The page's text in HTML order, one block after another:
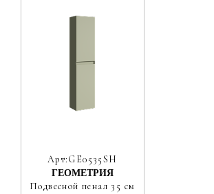
Арт:GE0535SH
ГЕОМЕТРИЯ
Подвесной пенал 35 см